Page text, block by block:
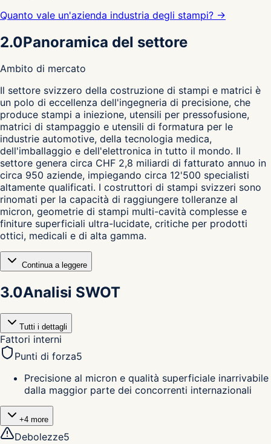
Quanto vale un'azienda industria degli stampi? →
2.0Panoramica del settore
Ambito di mercato
Il settore svizzero della costruzione di stampi e matrici è
un polo di eccellenza dell'ingegneria di precisione, che
produce stampi a iniezione, utensili per pressofusione,
matrici di stampaggio e utensili di formatura per le
industrie automotive, della tecnologia medica,
dell'imballaggio e dell'elettronica in tutto il mondo. Il
settore genera circa CHF 2,8 miliardi di fatturato annuo in
circa 950 aziende, impiegando circa 12'500 specialisti
altamente qualificati. I costruttori di stampi svizzeri sono
rinomati per la capacità di raggiungere tolleranze al
micron, geometrie di stampi multi-cavità complesse e
finiture superficiali ultra-lucidate, critiche per prodotti
ottici, medicali e di alta gamma.
Continua a leggere
3.0Analisi SWOT
Tutti i dettagli
Fattori interni
Punti di forza5
Precisione al micron e qualità superficiale inarrivabile
dalla maggior parte dei concorrenti internazionali
+4 more
Debolezze5